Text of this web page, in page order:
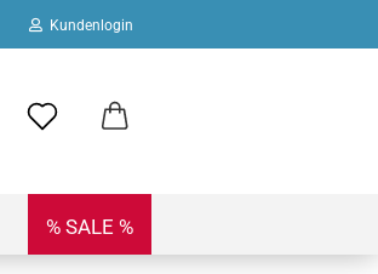
Kundenlogin
% SALE %